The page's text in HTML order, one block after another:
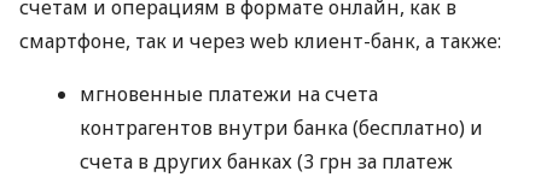
счетам и операциям в формате онлайн, как в
смартфоне, так и через web клиент-банк, а также:
мгновенные платежи на счета
контрагентов внутри банка (бесплатно) и
счета в других банках (3 грн за платеж